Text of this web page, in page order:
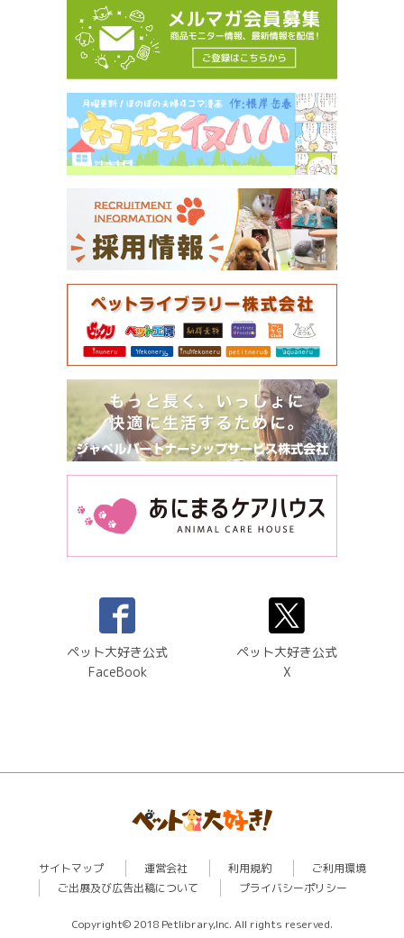
ペット大好き公式
FaceBook
ペット大好き公式
X
サイトマップ 運営会社 利用規約
ご利用環境
ご出展及び広告出稿について
プライバシーポリシー
Copyright© 2018 Petlibrary,Inc. All rights reserved.